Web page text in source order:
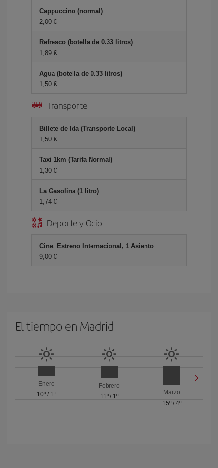
Cappuccino (normal)
2,00 €
Refresco (botella de 0.33 litros)
1,89 €
Agua (botella de 0.33 litros)
1,50 €
Transporte
Billete de Ida (Transporte Local)
1,50 €
Taxi 1km (Tarifa Normal)
1,30 €
La Gasolina (1 litro)
1,74 €
Deporte y Ocio
Cine, Estreno Internacional, 1 Asiento
9,00 €
El tiempo en Madrid
Enero
10º / 1º
Febrero
11º/ 1º
Marzo
15º/ 4º